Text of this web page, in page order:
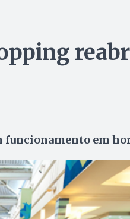
funcionamento em